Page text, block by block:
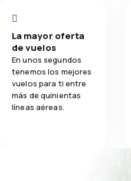
La mayor oferta
de vuelos
En unos segundos
tenemos los mejores
vuelos para ti entre
más de quinientas
líneas aéreas.